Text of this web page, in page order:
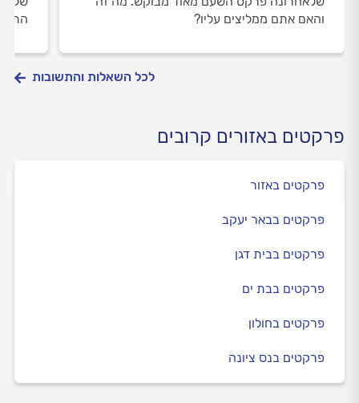
והאם אתם ממליצים עליו?
לכל השאלות והתשובות
פרקטים באזורים קרובים
פרקטים באזור
פרקטים בבאר יעקב
פרקטים בבית דגן
פרקטים בבת ים
פרקטים בחולון
פרקטים בנס ציונה